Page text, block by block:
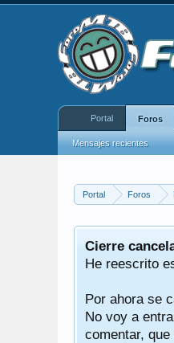
Portal Foros
Cierre
He reescrito
Por ahora se
No voy a
comentar,
Portal Foros
Mensajes recientes